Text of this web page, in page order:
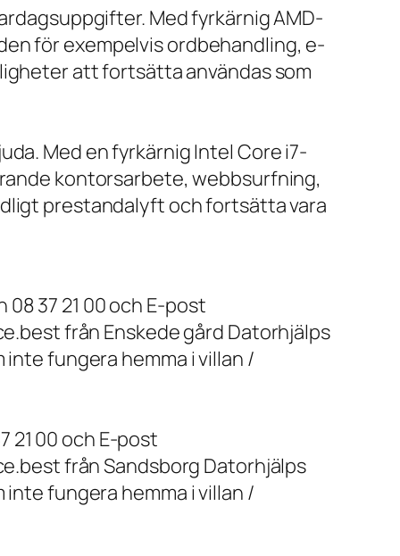
Med fyrkärnig AMD-
för exempelvis ordbehandling, e-
att fortsätta användas som
Med en fyrkärnig Intel Core i7-
kontorsarbete, webbsurfning,
prestandalyft och fortsätta vara
37 21 00 och E-post
från Enskede gård Datorhjälps
fungera hemma i villan /
21 00 och E-post
från Sandsborg Datorhjälps
fungera hemma i villan /